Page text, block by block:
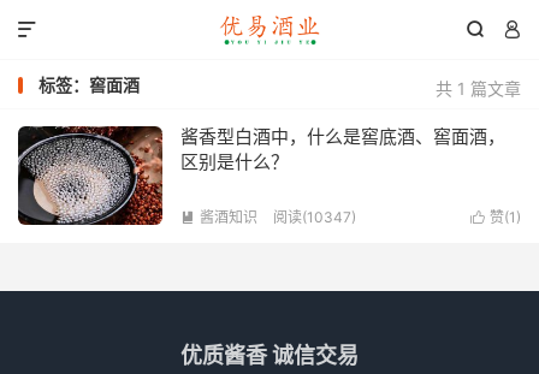
 

共 1 篇文章
标签：窖面酒
酱香型白酒中，什么是窖底酒、窖面酒，
区别是什么？
 赞(1 )
 酱酒知识 阅读(10347)
优质酱香 诚信交易